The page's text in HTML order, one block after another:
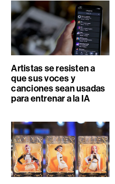
Artistas se resisten a
que sus voces y
canciones sean usadas
para entrenar a la IA